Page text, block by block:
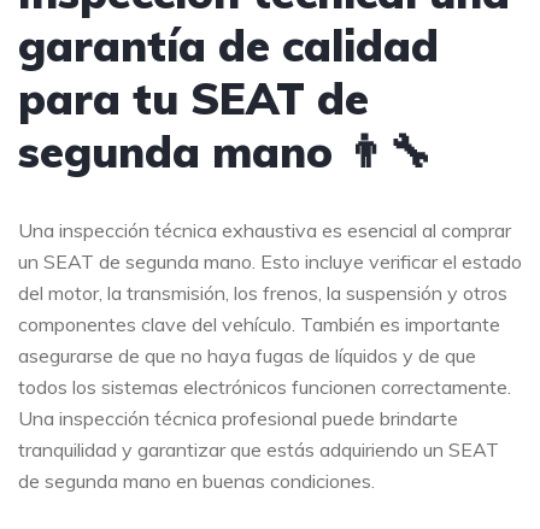
garantía de calidad
para tu SEAT de
segunda mano 👨‍🔧
Una inspección técnica exhaustiva es esencial al comprar
un SEAT de segunda mano. Esto incluye verificar el estado
del motor, la transmisión, los frenos, la suspensión y otros
componentes clave del vehículo. También es importante
asegurarse de que no haya fugas de líquidos y de que
todos los sistemas electrónicos funcionen correctamente.
Una inspección técnica profesional puede brindarte
tranquilidad y garantizar que estás adquiriendo un SEAT
de segunda mano en buenas condiciones.